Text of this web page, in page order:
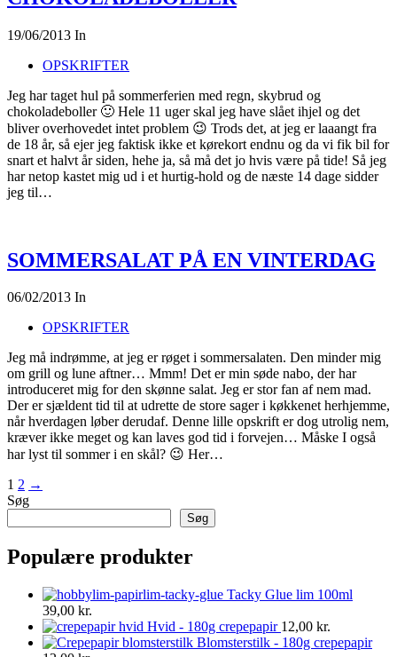
19/06/2013 In
OPSKRIFTER
Jeg har taget hul på sommerferien med regn, skybrud og
chokoladeboller 🙂 Hele 11 uger skal jeg have slået ihjel og det
bliver overhovedet intet problem 😉 Trods det, at jeg er laaangt fra
de 18 år, så ejer jeg faktisk ikke et kørekort endnu og da vi fik bil for
snart et halvt år siden, hehe ja, så må det jo hvis være på tide! Så jeg
har netop kastet mig ud i et hurtig-hold og de næste 14 dage sidder
jeg til…
SOMMERSALAT PÅ EN VINTERDAG
06/02/2013 In
OPSKRIFTER
Jeg må indrømme, at jeg er røget i sommersalaten. Den minder mig
om grill og lune aftner… Mmm! Det er min søde nabo, der har
introduceret mig for den skønne salat. Jeg er stor fan af nem mad.
Der er sjældent tid til at udrette de store sager i køkkenet herhjemme,
når hverdagen løber derudaf. Denne lille opskrift er dog utrolig nem,
kræver ikke meget og kan laves god tid i forvejen… Måske I også
har lyst til sommer i en skål? 😉 Her…
1 2 →
Søg
Søg
Populære produkter
Tacky Glue lim 100ml
39,00 kr.
Hvid - 180g crepepapir 12,00 kr.
Blomsterstilk - 180g crepepapir